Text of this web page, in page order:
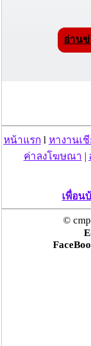
เขาตะโกนว่าอ่านข่
หน้าแรก l หางานเ
ค่าลงโฆษณา |
เพื่อน
©